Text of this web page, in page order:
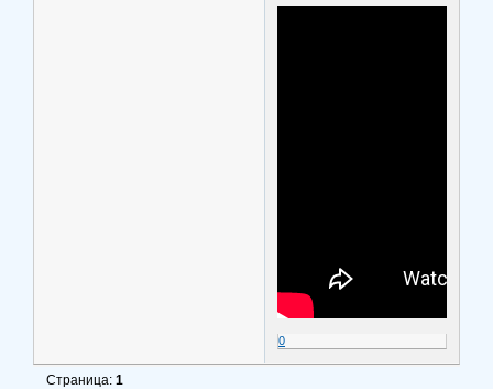
0
Страница:1